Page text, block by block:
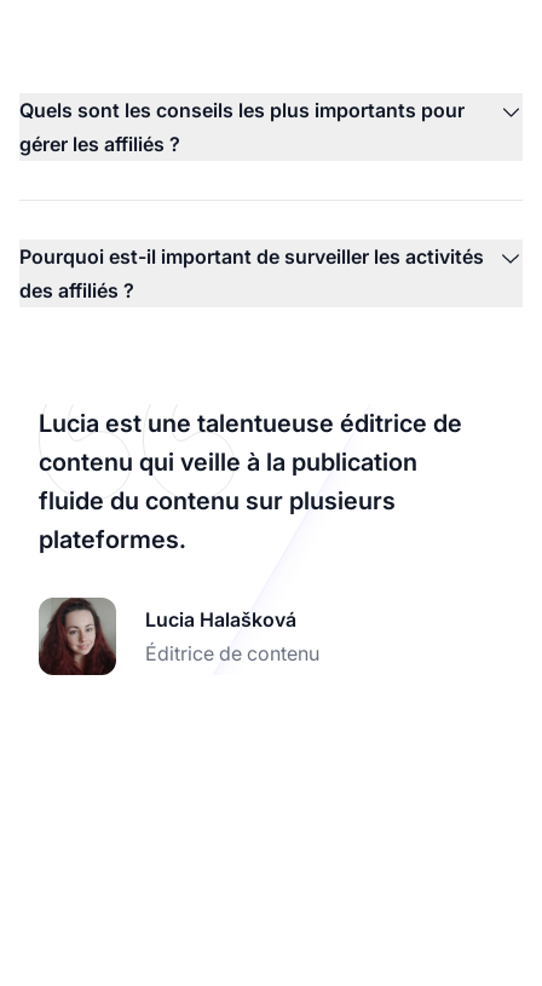
Quels sont les conseils les plus importants pour
gérer les affiliés ?
Pourquoi est-il important de surveiller les activités
des affiliés ?
Lucia est une talentueuse éditrice de
contenu qui veille à la publication
fluide du contenu sur plusieurs
plateformes.
Lucia Halašková
Éditrice de contenu